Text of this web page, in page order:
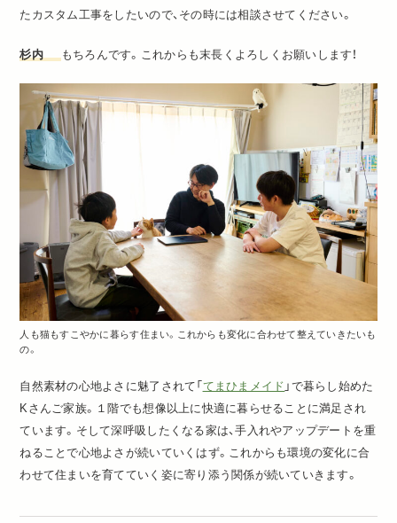
た カスタム工事をしたいので、その時には相談させてください。
杉内 もちろんです。これからも末長くよろしくお願いします！
人も猫もすこやかに暮らす住まい。これからも変化に合わせて整えていきたいも
の。
自然素材の心地よさに魅了されて「 てまひまメイド 」で暮らし始めた
Kさんご家族。１階でも想像以上に快適に暮らせることに満足され
ています。そして深呼吸したくなる家は、手入れやアップデートを重
ねることで心地よさが続いていくはず。これからも環境の変化に合
わせて住まいを育てていく姿に寄り添う関係が続いていきます。